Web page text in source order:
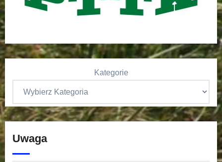
Kategorie
Uwaga